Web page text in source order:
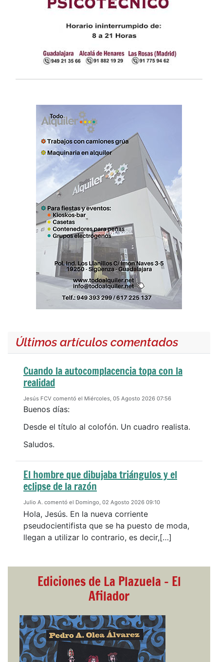
Últimos artículos comentados
Cuando la autocomplacencia topa con la
realidad
Jesús FCV comentó el Miércoles, 05 Agosto 2026 07:56
Buenos días:
Desde el título al colofón. Un cuadro realista.
Saludos.
El hombre que dibujaba triángulos y el
eclipse de la razón
Julio A. comentó el Domingo, 02 Agosto 2026 09:10
Hola, Jesús. En la nueva corriente
pseudocientifista que se ha puesto de moda,
llegan a utilizar lo contrario, es decir,[…]
Ediciones de La Plazuela - El
Afilador